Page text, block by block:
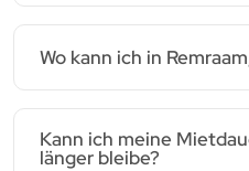
Wo kann ich in
Kann ich meine
länger bleibe?